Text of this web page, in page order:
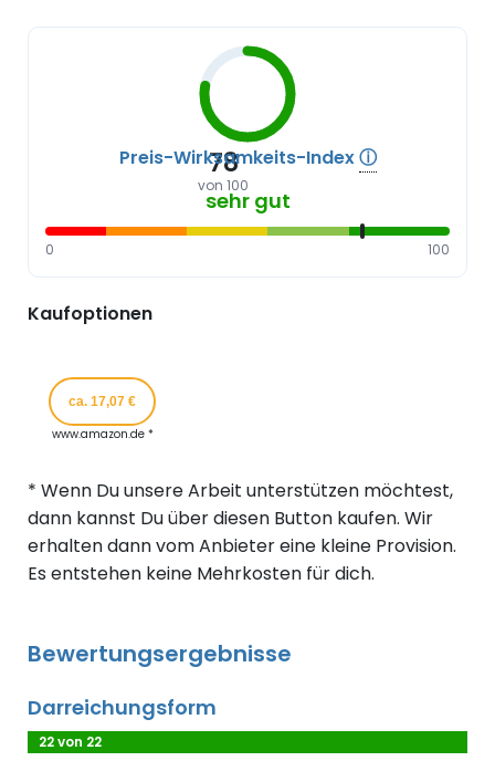
78
von 100
Preis-Wirksamkeits-Indexⓘ
sehr gut
0 100
Kaufoptionen
ca. 17,07 €
www.amazon.de *
* Wenn Du unsere Arbeit unterstützen möchtest,
dann kannst Du über diesen Button kaufen. Wir
erhalten dann vom Anbieter eine kleine Provision.
Es entstehen keine Mehrkosten für dich.
Bewertungsergebnisse
Darreichungsform
22 von 22